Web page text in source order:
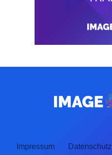
Impressum Datenschutz